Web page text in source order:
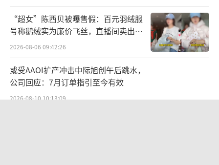
“超女”陈西贝被曝售假：百元羽绒服
号称鹅绒实为廉价飞丝，直播间卖出超
百万元
2026-08-06 09:42:26
或受AAOI扩产冲击中际旭创午后跳水，
公司回应：7月订单指引至今有效
2026-08-10 10:13:09